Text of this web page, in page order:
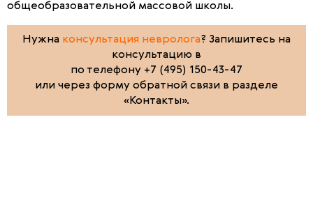
общеобразовательной массовой школы.
Нужна консультация невролога? Запишитесь на
консультацию в
по телефону +7 (495) 150-43-47
или через форму обратной связи в разделе
«Контакты».